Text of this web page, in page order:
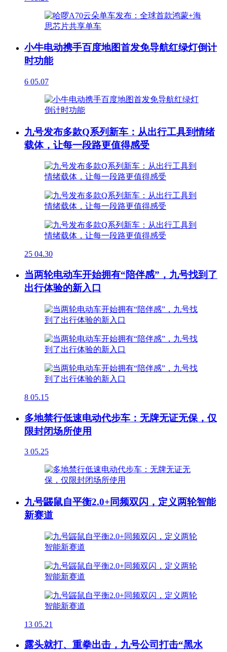
小牛电动携手百度地图首发免导航红绿灯倒计
时功能
6 05.07
九号发布多款Q系列新车：从出行工具到情绪
载体，让每一段路更值得感受
25 04.30
当两轮电动车开始拥有“陪伴感”，九号找到了
出行体验的新入口
8 05.15
多地禁行低速电动代步车：无牌无证无保，仅
限封闭场所使用
3 05.25
九号鼹鼠自平衡2.0+同频双闪，定义两轮智能
新赛道
13 05.21
露头就打、重拳出击，九号公司打击“黑水